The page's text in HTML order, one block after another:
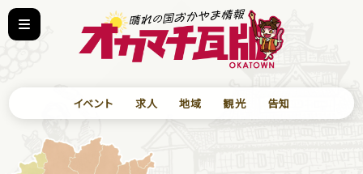
イベント 求人 地域 観光 告知